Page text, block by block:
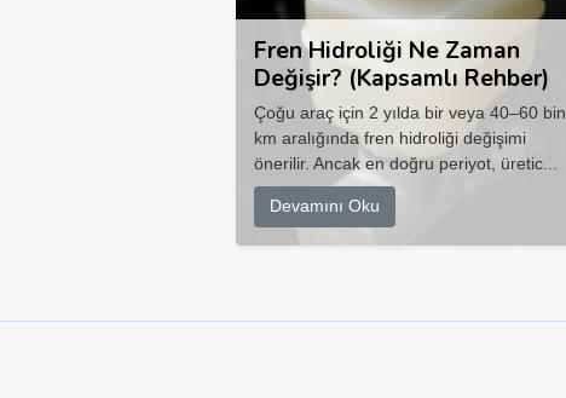
Fren Hidroliği Ne Zaman
Değişir? (Kapsamlı Rehber)
Çoğu araç için 2 yılda bir veya 40–60 bin
km aralığında fren hidroliği değişimi
önerilir. Ancak en doğru periyot, üretic...
Devamını Oku